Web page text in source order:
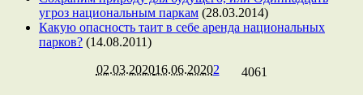
угроз национальным паркам (28.03.2014)
Какую опасность таит в себе аренда национальных
парков? (14.08.2011)
02.03.202016.06.20202 4061